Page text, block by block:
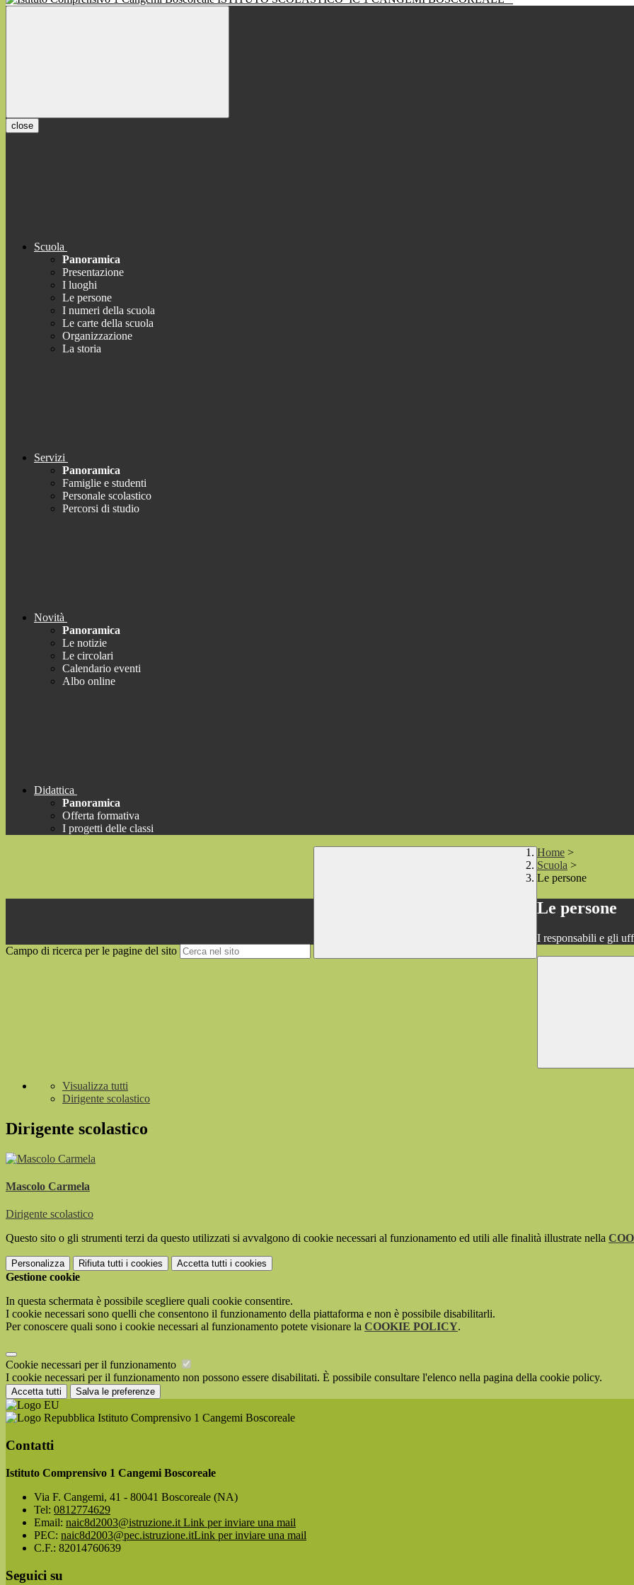
close
Scuola
Panoramica
Presentazione
I luoghi
Le persone
I numeri della scuola
Le carte della scuola
Organizzazione
La storia
Servizi
Panoramica
Famiglie e studenti
Personale scolastico
Percorsi di studio
Novità
Panoramica
Le notizie
Le circolari
Calendario eventi
Albo online
Didattica
Panoramica
Offerta formativa
I progetti delle classi
Campo di ricerca per le pagine del sito
Home >
Scuola >
Le persone
Le persone
I responsabili e gli
Visualizza tutti
Dirigente scolastico
Dirigente scolastico
Mascolo Carmela
Dirigente scolastico
Questo sito o gli strumenti terzi da questo utilizzati si avvalgono di cookie necessari al funzionamento ed utili alle finalità illustrate nella
Personalizza Rifiuta tutti i cookies Accetta tutti i cookies
Gestione cookie
In questa schermata è possibile scegliere quali cookie consentire.
I cookie necessari sono quelli che consentono il funzionamento della piattaforma e non è possibile disabilitarli.
Per conoscere quali sono i cookie necessari al funzionamento potete visionare la COOKIE POLICY.
Cookie necessari per il funzionamento
I cookie necessari per il funzionamento non possono essere disabilitati. È possibile consultare l'elenco nella pagina della cookie policy.
Accetta tutti Salva le preferenze
Istituto Comprensivo 1 Cangemi Boscoreale
Contatti
Istituto Comprensivo 1 Cangemi Boscoreale
Via F. Cangemi, 41 - 80041 Boscoreale (NA)
Tel: 0812774629
Email: naic8d2003@istruzione.it Link per inviare una mail
PEC: naic8d2003@pec.istruzione.itLink per inviare una mail
C.F.: 82014760639
Seguici su